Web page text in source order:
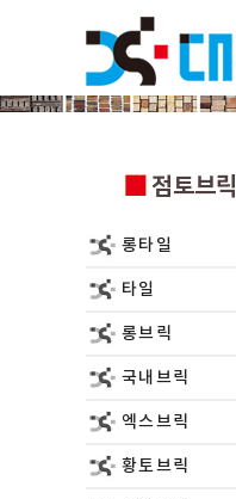
점토브릭
롱타일
타일
롱브릭
국내브릭
엑스브릭
황토브릭